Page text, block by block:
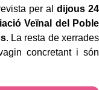
per al dijous 24
Veïnal del Poble
. La resta de xerrades
concretant i són